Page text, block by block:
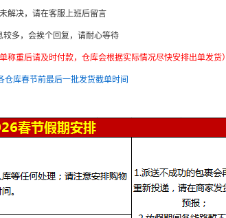
解决，请在客服上班后留言
较多，会挨个回复，请耐心等待
称重后请及时付款，仓库会根据实际情况尽快安排出单发货）
仓库春节前最后一批发货截单时间